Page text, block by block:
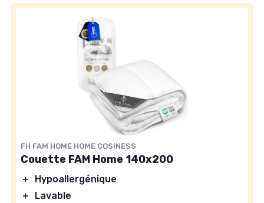
FH FAM HOME HOME COSINESS
Couette FAM Home 140x200
＋
Hypoallergénique
＋
Lavable